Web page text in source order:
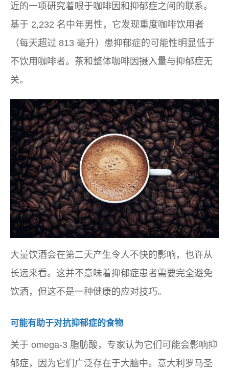
近的一项研究着眼于咖啡因和抑郁症之间的联系。
基于 2,232 名中年男性，它发现重度咖啡饮用者
（每天超过 813 毫升）患抑郁症的可能性明显低于
不饮用咖啡者。茶和整体咖啡因摄入量与抑郁症无
关。
大量饮酒会在第二天产生令人不快的影响，也许从
长远来看。这并不意味着抑郁症患者需要完全避免
饮酒，但这不是一种健康的应对技巧。
可能有助于对抗抑郁症的食物
关于 omega-3 脂肪酸，专家认为它们可能会影响抑
郁症，因为它们广泛存在于大脑中。意大利罗马圣